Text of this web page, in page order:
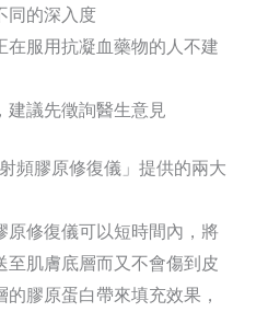
同的深入度
在服用抗凝血藥物的人不建
建議先徵詢醫生意見
頻膠原修復儀」提供的兩大
原修復儀可以短時間內，將
至肌膚底層而又不會傷到皮
膠原蛋白帶來填充效果，